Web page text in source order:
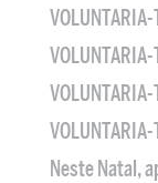
Neste Natal,